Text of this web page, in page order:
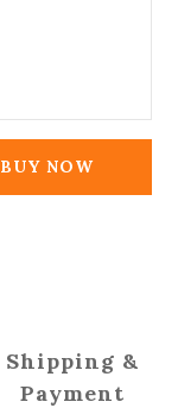
BUY NOW
Shipping &
Payment